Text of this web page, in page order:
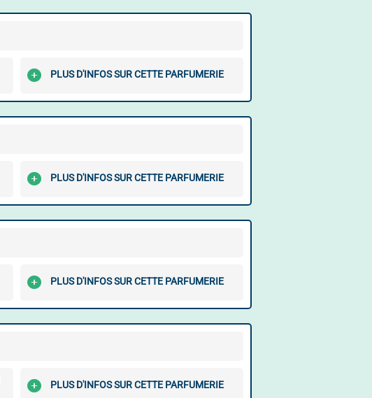
PLUS D'INFOS SUR CETTE PARFUMERIE
PLUS D'INFOS SUR CETTE PARFUMERIE
PLUS D'INFOS SUR CETTE PARFUMERIE
PLUS D'INFOS SUR CETTE PARFUMERIE